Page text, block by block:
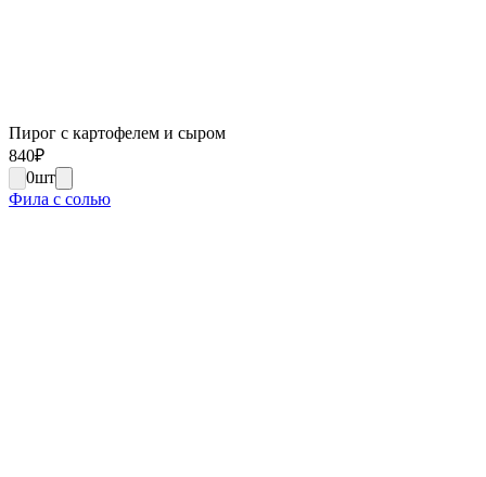
Пирог с картофелем и сыром
840₽
0шт
Фила с солью